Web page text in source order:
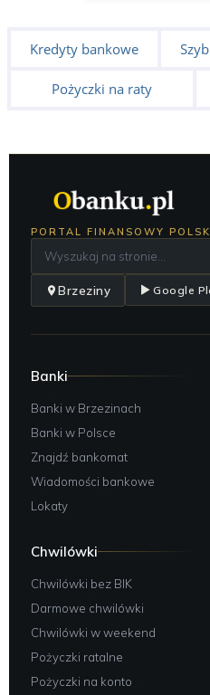
Kredyty bankowe
Pożyczki na raty
PORTAL FINANSOWY
Brzeziny Google
Banki
Banki w Brzezinach
Banki w Polsce
Znajdź bankomat
Wiadomości bankowe
Lokaty
Chwilówki
Chwilówki bez BIK
Darmowe chwilówki
Chwilówki w weekend
Pożyczki ratalne
Pożyczki na konto